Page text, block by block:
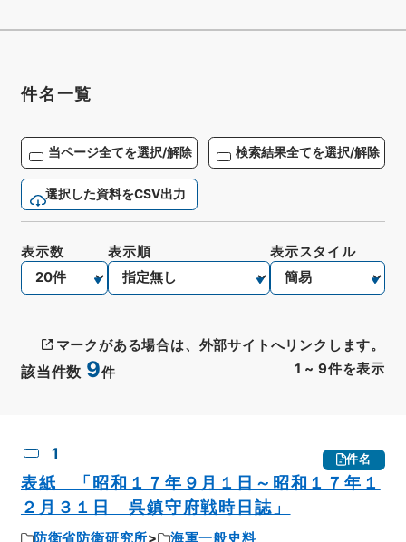
件名一覧
当ページ全てを選択/解除 検索結果全てを選択/解除
選択した資料をCSV出力
該当件数 9件 1 ~ 9件を表示
表示数 表示順 表示スタイル
マークがある場合は、外部サイトへリンクします。
1 件名
表紙 「昭和１７年９月１日～昭和１７年１
２月３１日 呉鎮守府戦時日誌」
防衛省防衛研究所
海軍一般史料